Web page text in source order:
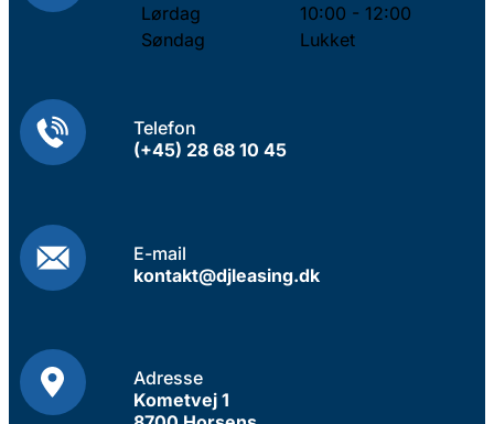
Lørdag
10:00 - 12:00
Søndag
Lukket
Telefon
(+45) 28 68 10 45
E-mail
kontakt@djleasing.dk
Adresse
Kometvej 1